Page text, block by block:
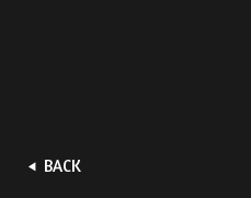
BACK